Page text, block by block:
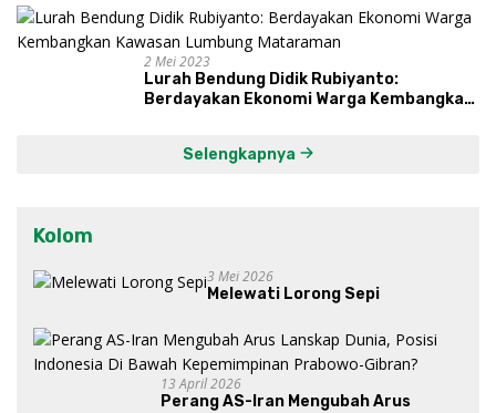
dan Syukuri Hasil
2 Mei 2023
Lurah Bendung Didik Rubiyanto:
Berdayakan Ekonomi Warga Kembangkan
Selengkapnya
Kolom
3 Mei 2026
Melewati Lorong Sepi
13 April 2026
Perang AS-Iran Mengubah Arus